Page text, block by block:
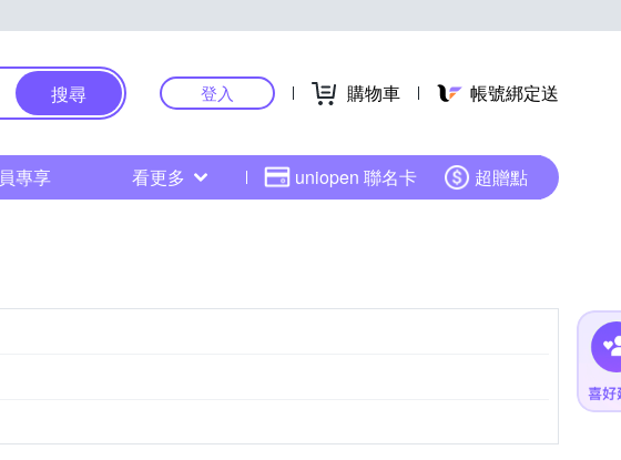
搜尋 登入 購物車 帳號綁定送
專享 看更多 uniopen 聯名卡 超贈點